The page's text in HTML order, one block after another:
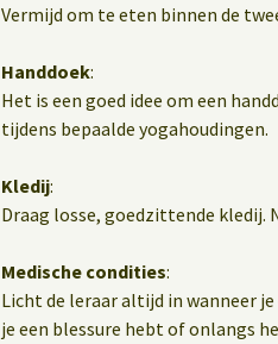
Vermijd om te eten binnen de
Handdoek:
Het is een goed idee om een
tijdens bepaalde yogahoudingen.
Kledij:
Draag losse, goedzittende kledij.
Medische condities:
Licht de leraar altijd in wanneer
je een blessure hebt of onlangs